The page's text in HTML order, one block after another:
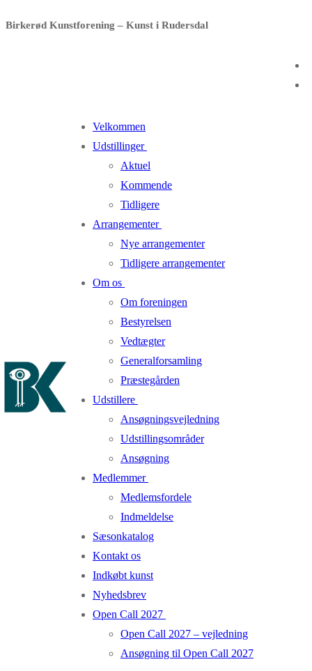
Birkerød Kunstforening – Kunst i Rudersdal
Velkommen
Udstillinger
Aktuel
Kommende
Tidligere
Arrangementer
Nye arrangementer
Tidligere arrangementer
Om os
Om foreningen
Bestyrelsen
Vedtægter
Generalforsamling
Præstegården
Udstillere
Ansøgningsvejledning
Udstillingsområder
Ansøgning
Medlemmer
Medlemsfordele
Indmeldelse
Sæsonkatalog
Kontakt os
Indkøbt kunst
Nyhedsbrev
Open Call 2027
Open Call 2027 – vejledning
Ansøgning til Open Call 2027